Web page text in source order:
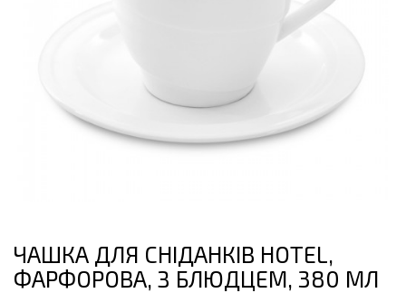
ЧАШКА ДЛЯ СНІДАНКІВ HOTEL,
ФАРФОРОВА, З БЛЮДЦЕМ, 380 МЛ